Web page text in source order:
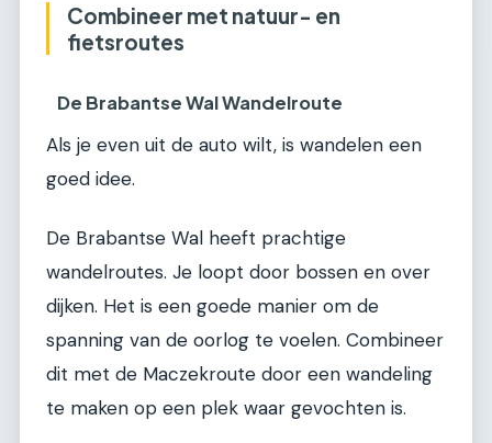
Combineer met natuur- en
fietsroutes
De Brabantse Wal Wandelroute
Als je even uit de auto wilt, is wandelen een
goed idee.
De Brabantse Wal heeft prachtige
wandelroutes. Je loopt door bossen en over
dijken. Het is een goede manier om de
spanning van de oorlog te voelen. Combineer
dit met de Maczekroute door een wandeling
te maken op een plek waar gevochten is.